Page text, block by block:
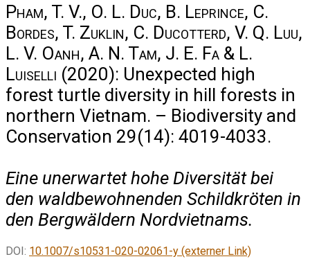
Pham, T. V., O. L. Duc, B. Leprince, C.
Bordes, T. Zuklin, C. Ducotterd, V. Q. Luu,
L. V. Oanh, A. N. Tam, J. E. Fa & L.
Luiselli (2020): Unexpected high
forest turtle diversity in hill forests in
northern Vietnam. – Biodiversity and
Conservation 29(14): 4019-4033.
Eine unerwartet hohe Diversität bei
den waldbewohnenden Schildkröten in
den Bergwäldern Nordvietnams.
DOI: 10.1007/s10531-020-02061-y (externer Link)